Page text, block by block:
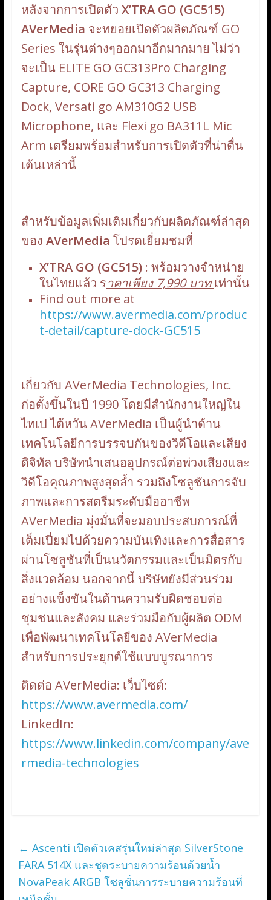
หลังจากการเปิดตัว X’TRA GO (GC515)
AVerMedia จะทยอยเปิดตัวผลิตภัณฑ์ GO
Series ในรุ่นต่างๆออกมาอีกมากมาย ไม่ว่า
จะเป็น ELITE GO GC313Pro Charging
Capture, CORE GO GC313 Charging
Dock, Versati go AM310G2 USB
Microphone, และ Flexi go BA311L Mic
Arm เตรียมพร้อมสำหรับการเปิดตัวที่น่าตื่น
เต้นเหล่านี้
สำหรับข้อมูลเพิ่มเติมเกี่ยวกับผลิตภัณฑ์ล่าสุด
ของ AVerMedia โปรดเยี่ยมชมที่
X’TRA GO (GC515): พร้อมวางจำหน่าย
ในไทยแล้ว ราคาเพียง 7,990 บาท เท่านั้น
Find out more at
https://www.avermedia.com/produc
t-detail/capture-dock-GC515
เกี่ยวกับ AVerMedia Technologies, Inc.
ก่อตั้งขึ้นในปี 1990 โดยมีสำนักงานใหญ่ใน
ไทเป ไต้หวัน AVerMedia เป็นผู้นำด้าน
เทคโนโลยีการบรรจบกันของวิดีโอและเสียง
ดิจิทัล บริษัทนำเสนออุปกรณ์ต่อพ่วงเสียงและ
วิดีโอคุณภาพสูงสุดล้ำ รวมถึงโซลูชันการจับ
ภาพและการสตรีมระดับมืออาชีพ
AVerMedia มุ่งมั่นที่จะมอบประสบการณ์ที่
เต็มเปี่ยมไปด้วยความบันเทิงและการสื่อสาร
ผ่านโซลูชันที่เป็นนวัตกรรมและเป็นมิตรกับ
สิ่งแวดล้อม นอกจากนี้ บริษัทยังมีส่วนร่วม
อย่างแข็งขันในด้านความรับผิดชอบต่อ
ชุมชนและสังคม และร่วมมือกับผู้ผลิต ODM
เพื่อพัฒนาเทคโนโลยีของ AVerMedia
สำหรับการประยุกต์ใช้แบบบูรณาการ
ติดต่อ AVerMedia: เว็บไซต์:
https://www.avermedia.com/
LinkedIn:
https://www.linkedin.com/company/ave
rmedia-technologies
← Ascenti เปิดตัวเคสรุ่นใหม่ล่าสุด SilverStone
FARA 514X และชุดระบายความร้อนด้วยน้ำ
NovaPeak ARGB โซลูชั่นการระบายความร้อนที่